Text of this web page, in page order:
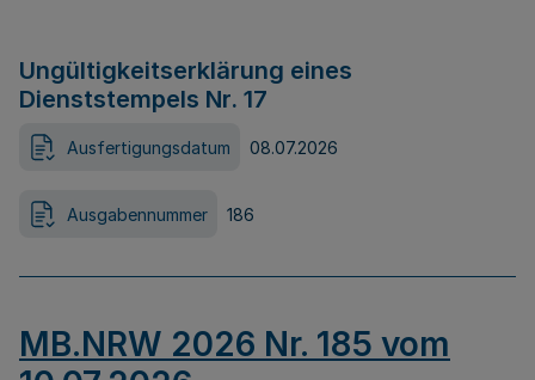
Ungültigkeitserklärung eines
Dienststempels Nr. 17
Ausfertigungsdatum 08.07.2026
Ausgabennummer 186
MB.NRW 2026 Nr. 185 vom